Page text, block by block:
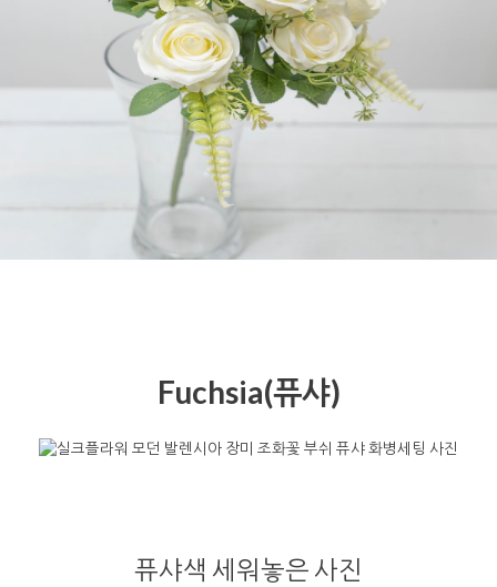
Fuchsia(퓨샤)
퓨샤색 세워놓은 사진